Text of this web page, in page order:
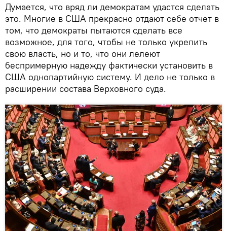
Думается, что вряд ли демократам удастся сделать
это. Многие в США прекрасно отдают себе отчет в
том, что демократы пытаются сделать все
возможное, для того, чтобы не только укрепить
свою власть, но и то, что они лелеют
беспримерную надежду фактически установить в
США однопартийную систему. И дело не только в
расширении состава Верховного суда.